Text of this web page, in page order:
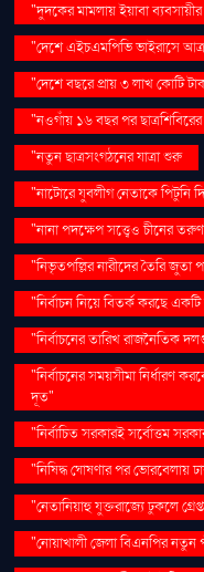
"দুদকের মামলায় ইয়াবা
"দেশে এইচএমপিভি ভাইরাসে
"দেশে বছরে প্রায় ৩ লাখ কোটি
"নওগাঁয় ১৬ বছর পর ছাত্রশিবিরের
"নতুন ছাত্রসংগঠনের যাত্রা শুরু
"নাটোরে যুবলীগ নেতাকে পিটুনি
"নানা পদক্ষেপ সত্ত্বেও চীনের
"নিভৃতপল্লির নারীদের তৈরি জুতা
"নির্বাচন নিয়ে বিতর্ক করছে
"নির্বাচনের তারিখ রাজনৈতিক
"নির্বাচনের সময়সীমা নির্ধারণ
দূত"
"নির্বাচিত সরকারই সর্বোত্তম
"নিষিদ্ধ ঘোষণার পর ভোরবেলায়
"নেতানিয়াহু যুক্তরাজ্যে ঢুকলে
"নোয়াখালী জেলা বিএনপির